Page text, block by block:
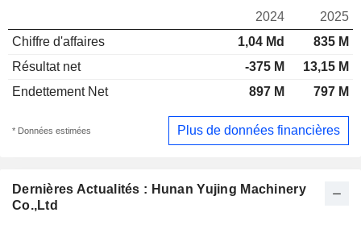
Dernières Actualités : Hunan Yujing Machinery
Co.,Ltd
2024
2025
Chiffre d'affaires
1,04 Md
835 M
Résultat net
-375 M
13,15 M
Endettement Net
897 M 797 M
* Données estimées Plus de données financières